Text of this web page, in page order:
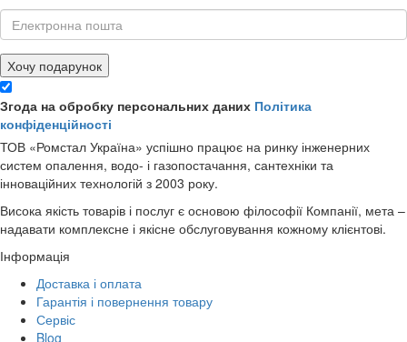
Хочу подарунок
Згода на обробку персональних даних Політика
конфіденційності
ТОВ «Ромстал Україна» успішно працює на ринку інженерних
систем опалення, водо- і газопостачання, сантехніки та
інноваційних технологій з 2003 року.
Висока якість товарів і послуг є основою філософії Компанії, мета –
надавати комплексне і якісне обслуговування кожному клієнтові.
Інформація
Доставка і оплата
Гарантія і повернення товару
Сервіс
Blog